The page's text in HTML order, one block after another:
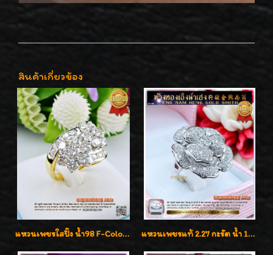
สินค้าเกี่ยวข้อง
แหวนเพชรใสปิ๊ง น้ำ98 F-Color/VVS1 น้ำหนักเพชรรวม 2.56 กะรัต ใส่เต็มนิ้วเพชรเป็นน้ำเป็นเนื้อสวยมากๆค่ะ แหวนเพชรแท้ 2.27 กะรัต น้ำ 100% เบลเยี่ยมคัท ลวดลายดอกกุหลาบหรู